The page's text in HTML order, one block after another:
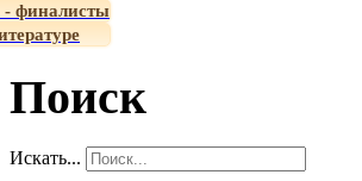
- финалисты
Поиск
Искать...